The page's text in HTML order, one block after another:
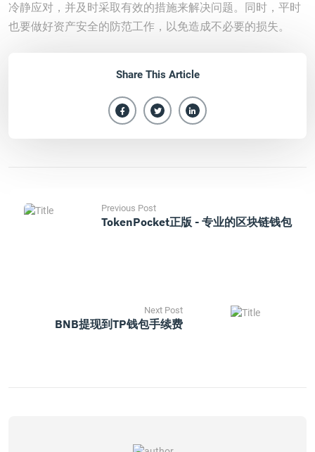
冷静应对，并及时采取有效的措施来解决问题。同时，平时
也要做好资产安全的防范工作，以免造成不必要的损失。
Share This Article
Previous Post
TokenPocket正版 - 专业的区块链钱包
Next Post
BNB提现到TP钱包手续费